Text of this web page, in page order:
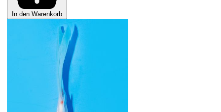
In den Warenkorb